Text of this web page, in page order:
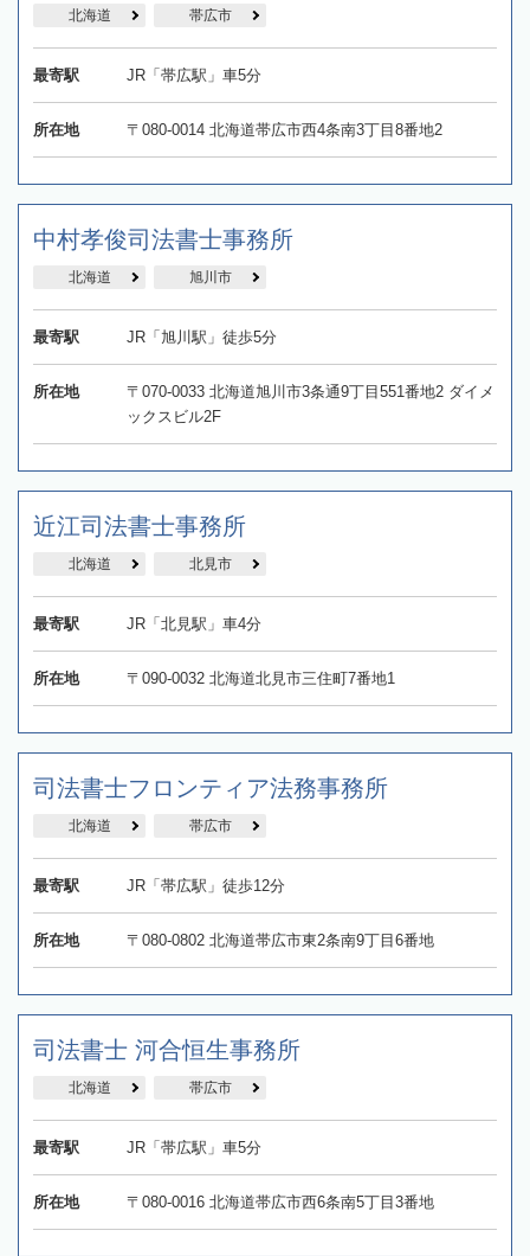
北海道 帯広市
最寄駅 JR「帯広駅」車5分
所在地 〒080-0014 北海道帯広市西4条南3丁目8番地2
中村孝俊司法書士事務所
北海道 旭川市
最寄駅 JR「旭川駅」徒歩5分
所在地
〒070-0033 北海道旭川市3条通9丁目551番地2 ダイメ
ックスビル2F
近江司法書士事務所
北海道 北見市
最寄駅 JR「北見駅」車4分
所在地 〒090-0032 北海道北見市三住町7番地1
司法書士フロンティア法務事務所
北海道 帯広市
最寄駅 JR「帯広駅」徒歩12分
所在地 〒080-0802 北海道帯広市東2条南9丁目6番地
司法書士 河合恒生事務所
北海道 帯広市
最寄駅 JR「帯広駅」車5分
所在地 〒080-0016 北海道帯広市西6条南5丁目3番地